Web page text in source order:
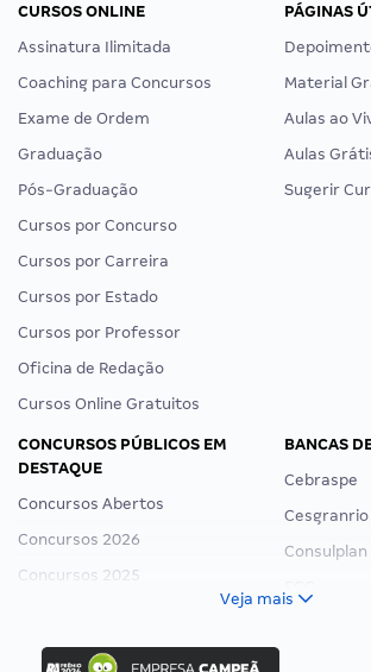
CURSOS ONLINE
Assinatura Ilimitada
Coaching para Concursos
Exame de Ordem
Graduação
Pós-Graduação
Cursos por Concurso
Cursos por Carreira
Cursos por Estado
Cursos por Professor
Oficina de Redação
Cursos Online Gratuitos
PÁGINAS
Material
Aulas ao
Aulas
Sugerir
CONCURSOS PÚBLICOS EM
DESTAQUE
Concursos Abertos
Concursos 2026
Concursos 2025
Concurso Ibama
BANCAS
Cebraspe
Cesgranrio
Consulplan
Veja mais